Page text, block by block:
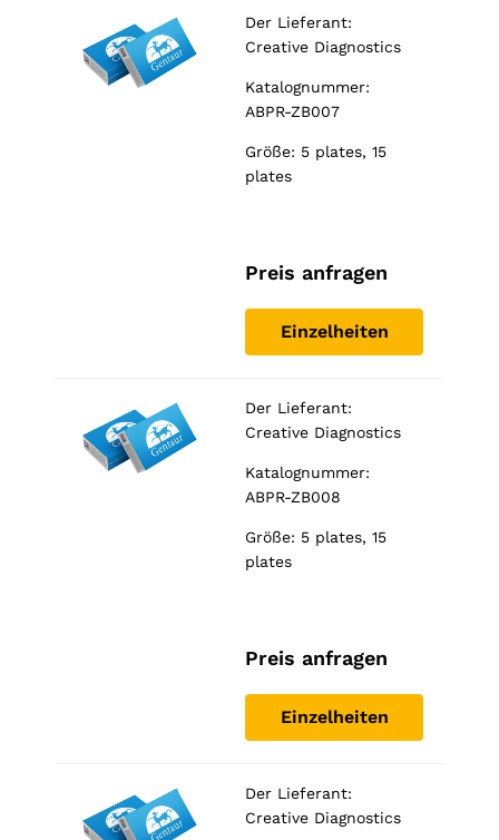
Der Lieferant:
Creative Diagnostics
Katalognummer:
ABPR-ZB007
Größe: 5 plates, 15
plates
Preis anfragen
Einzelheiten
Der Lieferant:
Creative Diagnostics
Katalognummer:
ABPR-ZB008
Größe: 5 plates, 15
plates
Preis anfragen
Einzelheiten
Der Lieferant:
Creative Diagnostics
Damit
unsere
während
Ihres
Wenn Sie
Cookies
ablehnen,
der Website
verloren.
Marketing
Indem Sie
Ihres Besuchs
teilen,
erhöhen Sie
personalisierte
Angebote zu